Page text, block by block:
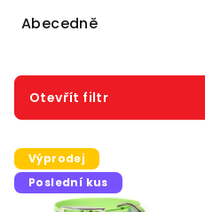
r
o
d
u
Abecedně
Otevřít filtr
V
ý
p
Výprodej
Poslední kus